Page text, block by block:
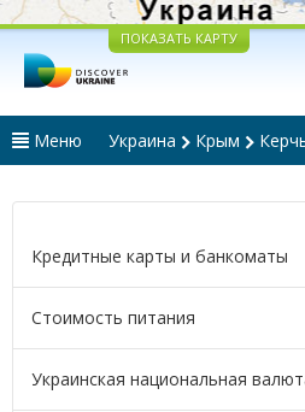
ПОКАЗАТЬ КАРТУ
Меню Украина Крым
Кредитные карты и банкоматы
Стоимость питания
Украинская национальная